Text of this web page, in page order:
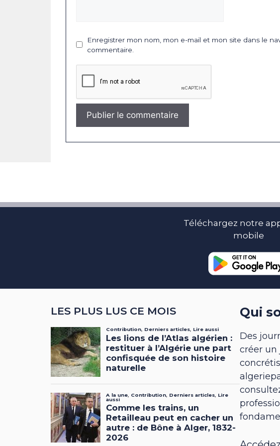
Enregistrer mon nom, mon e-mail et mon site dans le
commentaire.
Téléchargez notre
mobile
LES PLUS LUS CE MOIS Qui
Des
créer un